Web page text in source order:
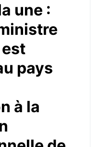
une :
pays
à la